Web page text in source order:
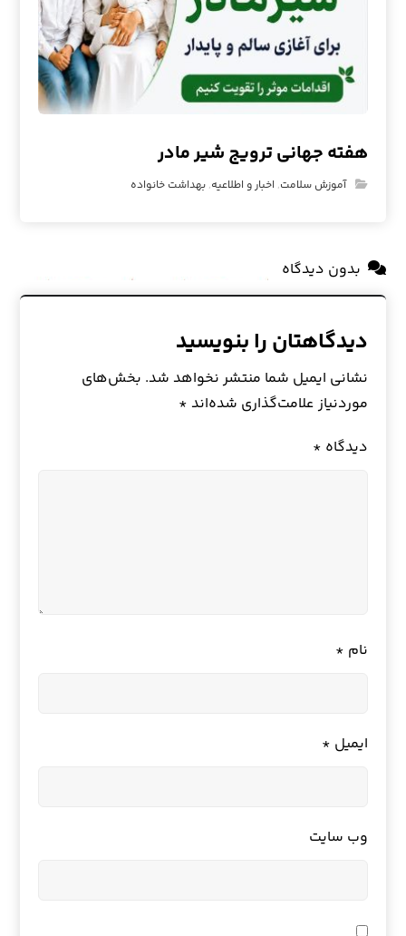
هفته جهانی ترویج شیر مادر
آموزش سلامت, اخبار و اطلاعیه,بهداشت خانواده
بدون دیدگاه
دیدگاهتان را بنویسید
نشانی ایمیل شما منتشر نخواهد شد. بخش‌های
موردنیاز علامت‌گذاری شده‌اند *
دیدگاه *
نام *
ایمیل *
وب‌ سایت